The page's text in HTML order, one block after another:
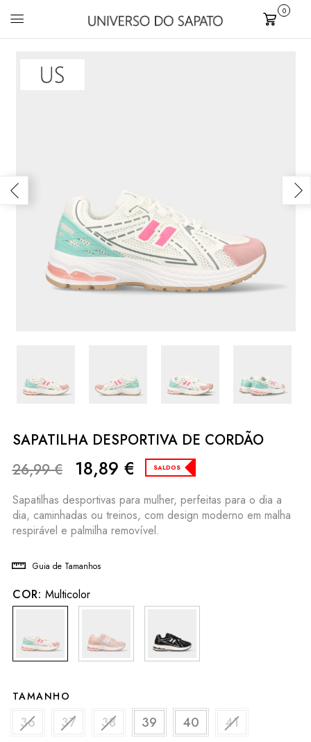
Carrinho
0
SAPATILHA DESPORTIVA DE CORDÃO
26,99€ 18,89 € SALDOS
Sapatilhas desportivas para mulher, perfeitas para o dia a
dia, caminhadas ou treinos, com design moderno em malha
respirável e palmilha removível.
Guia de Tamanhos
COR: Multicolor
TAMANHO
36 37 38 39 40 41